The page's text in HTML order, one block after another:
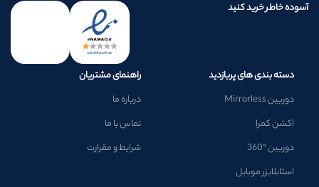
دسته بندی های پربازدید
دوربین Mirrorless
اکشن کمرا
دوربین °360
استابلایزر موبایل
راهنمای مشتریان
درباره ما
تماس با ما
شرایط و مقرارت
آسوده خاطر خرید کنید